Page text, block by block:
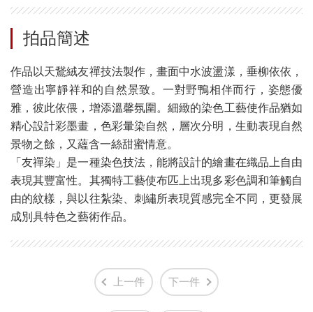
拍品簡述
作品以天鵞絨友禪技法製作，畫面中水波盪漾，垂柳依依，
營造出寧靜祥和的自然景致。一對野鴨相伴而行，姿態優
雅，彼此依偎，增添溫馨氛圍。細緻的染色工藝使作品猶如
精心設計彩墨畫，色彩暈染自然，層次分明，生動表現自然
景物之餘，又蘊含一絲甜蜜情意。
「友禪染」是一種染色技法，能將設計的繪畫在織品上自由
表現其豐富性。其獨特工藝使布匹上出現多彩色調和筆觸自
由的紋樣，與以往紮染、刺繡所表現質感完全不同，更發展
成別具特色之藝術作品。
上一件 下一件